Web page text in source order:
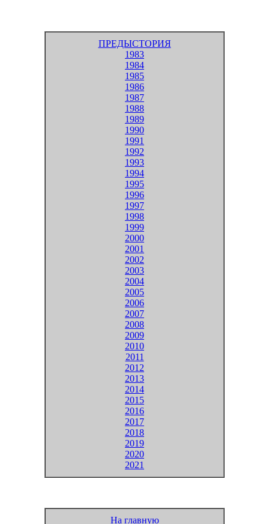
ПРЕДЫСТОРИЯ
1983
1984
1985
1986
1987
1988
1989
1990
1991
1992
1993
1994
1995
1996
1997
1998
1999
2000
2001
2002
2003
2004
2005
2006
2007
2008
2009
2010
2011
2012
2013
2014
2015
2016
2017
2018
2019
2020
2021
На главную